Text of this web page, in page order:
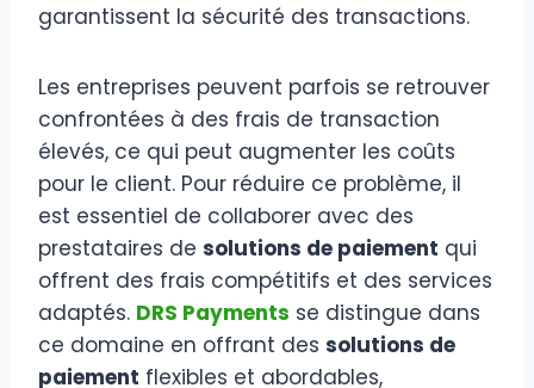
garantissent la sécurité des transactions.
Les entreprises peuvent parfois se retrouver
confrontées à des frais de transaction
élevés, ce qui peut augmenter les coûts
pour le client. Pour réduire ce problème, il
est essentiel de collaborer avec des
prestataires de solutions de paiement qui
offrent des frais compétitifs et des services
adaptés. DRS Payments se distingue dans
ce domaine en offrant des solutions de
paiement flexibles et abordables,